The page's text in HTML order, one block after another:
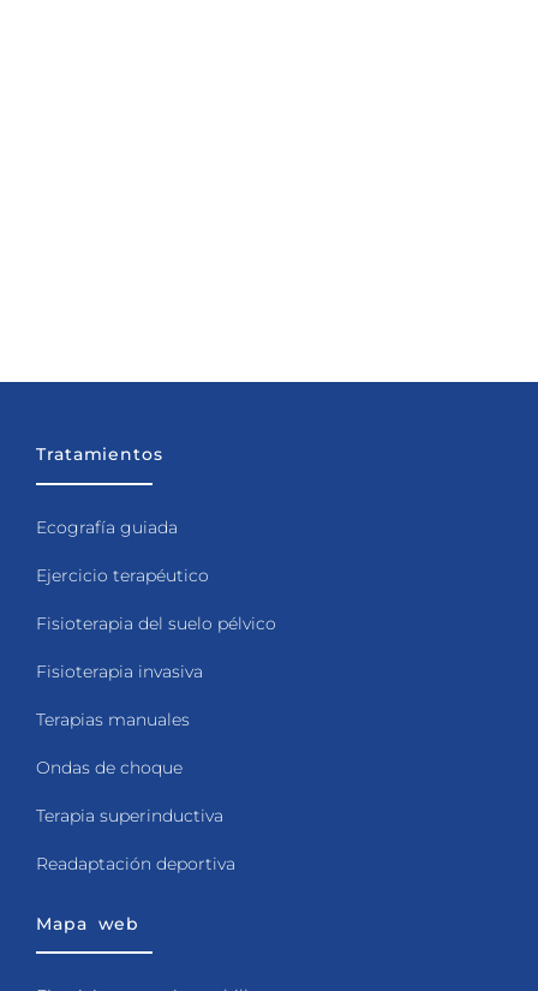
Tratamientos
Ecografía guiada
Ejercicio terapéutico
Fisioterapia del suelo pélvico
Fisioterapia invasiva
Terapias manuales
Ondas de choque
Terapia superinductiva
Readaptación deportiva
Mapa web